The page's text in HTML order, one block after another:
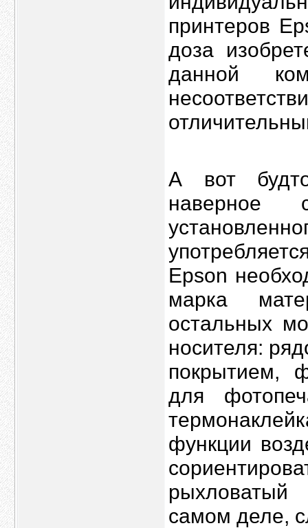
принтеров
доза
данной
А вот
наверное
Epson
марка
остальных
носителя:
покрытием,
для
функции
самом деле,